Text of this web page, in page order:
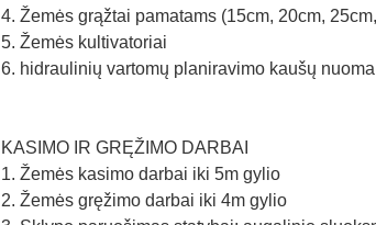
4. Žemės grąžtai pamatams (15cm, 20cm,
5. Žemės kultivatoriai
6. hidraulinių vartomų planiravimo kaušų nuoma
KASIMO IR GRĘŽIMO DARBAI
1. Žemės kasimo darbai iki 5m gylio
2. Žemės gręžimo darbai iki 4m gylio